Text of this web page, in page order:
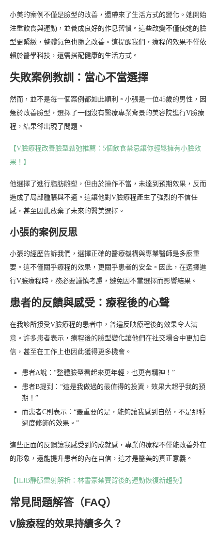
小美的案例不僅是臉型的改善，還帶來了生活方式的變化。她開始
注重飲食與運動，並養成良好的作息習慣。這些改變不僅使她的臉
型更緊緻，整體氣色也隨之改善。這提醒我們，療程的效果不僅依
賴於醫學科技，還需搭配健康的生活方式。
失敗案例教訓：當心不當選擇
然而，並不是每一個案例都如此順利。小張是一位45歲的男性，因
急於改善臉型，選擇了一個沒有醫療專業背景的美容院進行V臉療
程，結果卻出現了問題。
【V臉療程改善臉型鬆弛推薦：5個飲食禁忌讓你輕鬆擁有小臉效
果！】
他選擇了進行脂肪雕塑，但由於操作不當，未達到預期效果，反而
造成了局部腫脹與不適。這讓他對V臉療程產生了強烈的不信任
感，甚至因此放棄了未來的醫美選擇。
小張的案例反思
小張的經歷告訴我們，選擇正確的醫療機構與專業醫師是多麼重
要。這不僅關乎療程的效果，更關乎患者的安全。因此，在選擇進
行V臉療程時，務必要謹慎考慮，避免因不當選擇而影響結果。
患者的反饋與感受：療程後的心聲
在我診所接受V臉療程的患者中，普遍反映療程後的效果令人滿
意。許多患者表示，療程後的臉型變化讓他們在社交場合中更加自
信，甚至在工作上也因此獲得更多機會。
患者A說：“整體臉型看起來更年輕，也更有精神！”
患者B提到：“這是我做過的最值得的投資，效果大超乎我的預
期！”
而患者C則表示：“最重要的是，能夠讓我感到自然，不是那種
過度修飾的效果。”
這些正面的反饋讓我感受到的成就感，專業的療程不僅能改善外在
的形象，還能提升患者的內在自信，這才是醫美的真正意義。
【ILIB靜脈雷射解析：林書豪禁賽背後的運動恢復新趨勢】
常見問題解答（FAQ）
V臉療程的效果持續多久？